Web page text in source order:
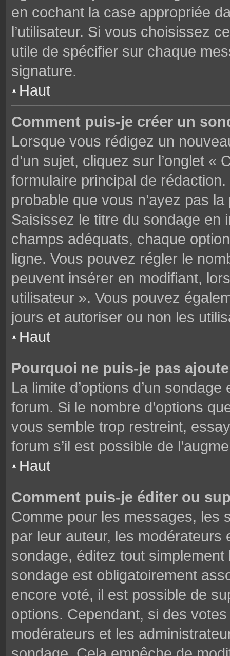
en cochant la case appropriée
l’utilisateur. Si vous choisissez
utile de spécifier sur chaque
signature.
Haut
Comment puis-je créer un
Lorsque vous rédigez un
d’un sujet, cliquez sur l’onglet
formulaire principal de
probable que vous n’ayez pas
Saisissez le titre du sondage en
champs adéquats, chaque
ligne. Vous pouvez régler le
peuvent insérer en modifiant,
utilisateur ». Vous pouvez
jours et autoriser ou non les
Haut
Pourquoi ne puis-je pas
La limite d’options d’un
forum. Si le nombre d’options
vous semble trop restreint,
forum s’il est possible de
Haut
Comment puis-je éditer ou
Comme pour les messages, les
par leur auteur, les
sondage, éditez tout
sondage est obligatoirement
encore voté, il est possible de
options. Cependant, si des
modérateurs et les